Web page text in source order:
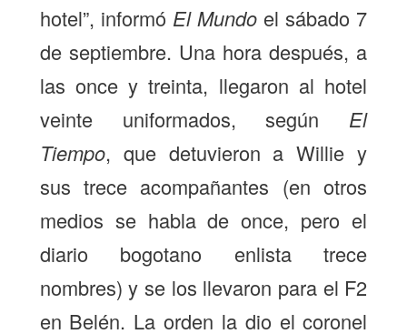
hotel”, informó El Mundo el sábado 7
de septiembre. Una hora después, a
las once y treinta, llegaron al hotel
veinte uniformados, según El
Tiempo, que detuvieron a Willie y
sus trece acompañantes (en otros
medios se habla de once, pero el
diario bogotano enlista trece
nombres) y se los llevaron para el F2
en Belén. La orden la dio el coronel